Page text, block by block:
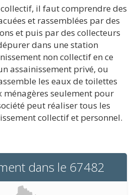
il faut comprendre des
et rassemblées par des
et puis par des collecteurs
dans une station
non collectif en ce
assainissement privé, ou
les eaux de toilettes
ménagères seulement pour
peut réaliser tous les
collectif et personnel.
dans le 67482